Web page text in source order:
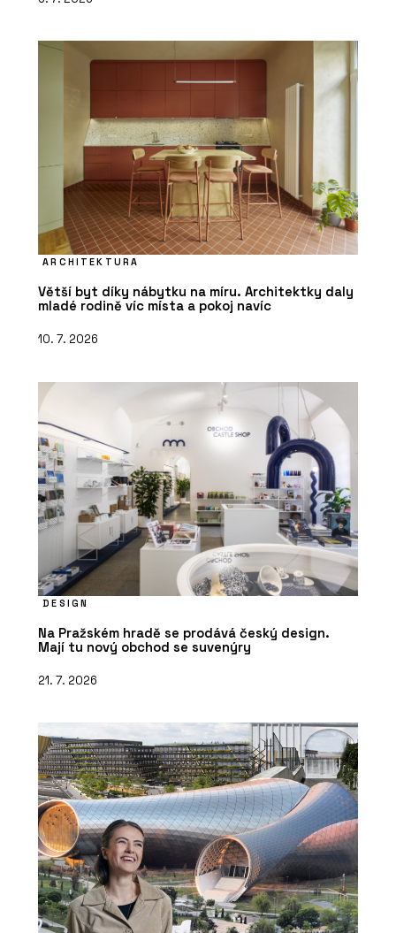
ARCHITEKTURA
Větší byt díky nábytku na míru. Architektky daly
mladé rodině víc místa a pokoj navíc
10. 7. 2026
DESIGN
Na Pražském hradě se prodává český design.
Mají tu nový obchod se suvenýry
21. 7. 2026